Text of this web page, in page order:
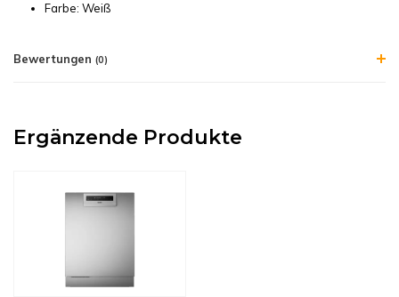
Farbe: Weiß
Bewertungen (0)
Ergänzende Produkte